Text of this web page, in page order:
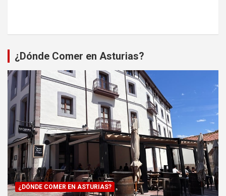
¿Dónde Comer en Asturias?
¿DÓNDE COMER EN ASTURIAS?